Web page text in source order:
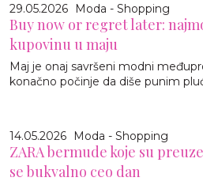
29.05.2026 Moda - Shopping
Buy now or regret later:
kupovinu u maju
Maj je onaj savršeni modni
konačno počinje da diše punim
14.05.2026 Moda - Shopping
ZARA bermude koje su
se bukvalno ceo dan